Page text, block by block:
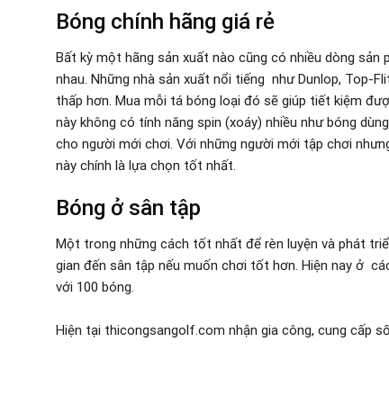
Bóng chính hãng giá rẻ
Bất kỳ một hãng sản xuất nào cũng có nhiều dòng
nhau. Những nhà sản xuất nổi tiếng như Dunlop, Top-
thấp hơn. Mua mỗi tá bóng loại đó sẽ giúp tiết kiệm
này không có tính năng spin (xoáy) nhiều như bóng
cho người mới chơi. Với những người mới tập chơi
này chính là lựa chọn tốt nhất.
Bóng ở sân tập
Một trong những cách tốt nhất để rèn luyện và phát
gian đến sân tập nếu muốn chơi tốt hơn. Hiện nay ở
với 100 bóng.
Hiện tại thicongsangolf.com nhận gia công, cung cấp